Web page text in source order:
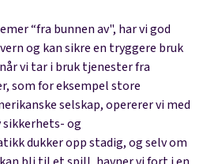
“fra bunnen av", har vi god
og kan sikre en tryggere bruk
vi tar i bruk tjenester fra
som for eksempel store
selskap, opererer vi med
og
dukker opp stadig, og selv om